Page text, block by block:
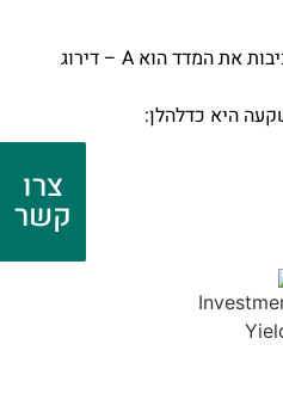
ממוצע דירוג איגרות החוב המרכיבות את המדד הוא A – דירוג
היא כדלהלן:
צרו
קשר